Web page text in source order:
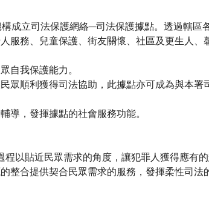
立司法保護網絡─司法保護據點。透過轄區
服務、兒童保護、街友關懷、社區及更生人、
自我保護能力。
眾順利獲得司法協助，此據點亦可成為與本署
導，發揮據點的社會服務功能。
以貼近民眾需求的角度，讓犯罪人獲得應有
整合提供契合民眾需求的服務，發揮柔性司法